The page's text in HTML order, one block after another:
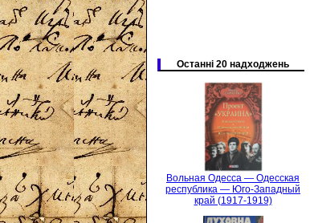
Останні 20 надходжень
Вольная Одесса — Одесская
республика — Юго-Западный
край (1917-1919)